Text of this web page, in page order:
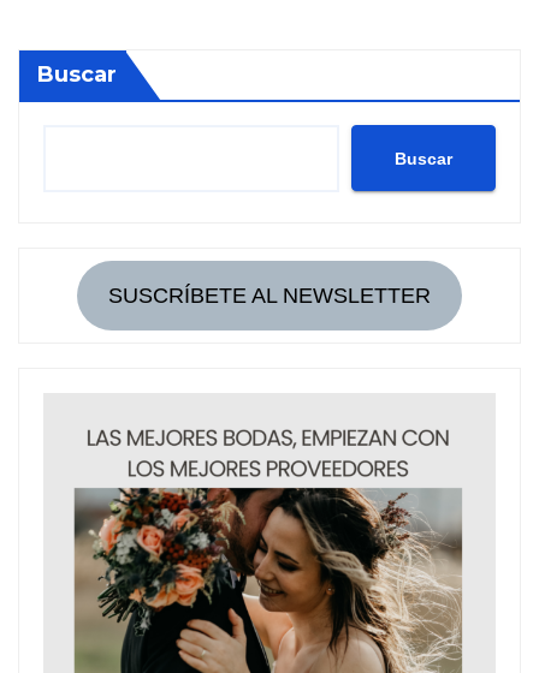
Buscar
Buscar
SUSCRÍBETE AL NEWSLETTER